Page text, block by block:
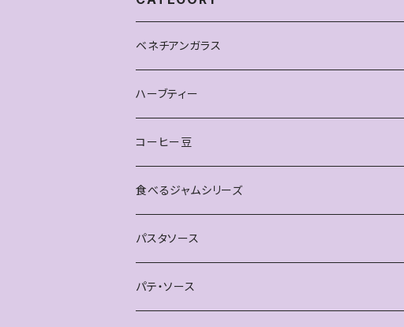
ベネチアンガラス
ピアス
雑貨
ティースプーン
ブレスレット
ハーブティー
お得なセット
単品
コーヒー豆
食べるジャムシリーズ
パスタソース
パテ・ソース